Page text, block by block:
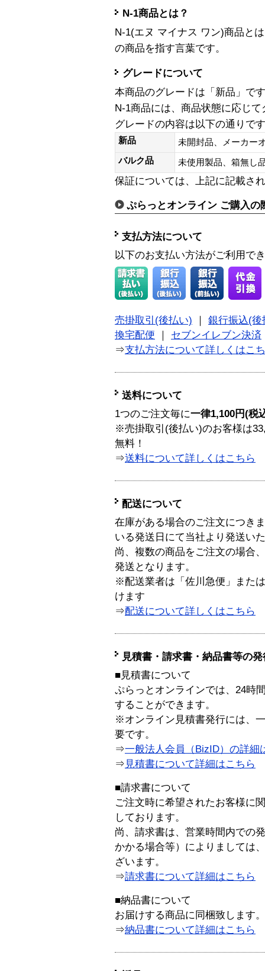
N-1商品とは？
N-1(エヌ マイナス ワン)商品と
の商品を指す言葉です。
グレードについて
本商品のグレードは「新品」です
N-1商品には、商品状態に応じ
グレードの内容は以下の通りで
新品
未開封品、メーカー
バルク品
未使用製品、箱無
保証については、上記に記載さ
ぷらっとオンライン ご購入の
支払方法について
以下のお支払い方法がご利用で
売掛取引(後払い)
銀行振込(後
換宅配便
セブンイレブン決済
⇒支払方法について詳しくはこ
送料について
1つのご注文毎に一律1,100円(税
※売掛取引(後払い)のお客様は
無料！
⇒送料について詳しくはこちら
配送について
在庫がある場合のご注文につき
いる発送日にて当社より発送い
尚、複数の商品をご注文の場合
発送となります。
※配送業者は「佐川急便」また
けます
⇒配送について詳しくはこちら
見積書・請求書・納品書等の
■見積書について
ぷらっとオンラインでは、24時
することができます。
※オンライン見積書発行には、
要です。
⇒一般法人会員（BizID）の詳細
⇒ 見積書について詳細はこちら
■請求書について
ご注文時に希望されたお客様に
しております。
尚、請求書は、営業時間内での
かかる場合等）によりましては
ざいます。
⇒請求書について詳細はこちら
■納品書について
お届けする商品に同梱致します。
⇒納品書について詳細はこちら